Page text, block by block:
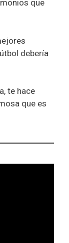
que
debería
te hace
que es